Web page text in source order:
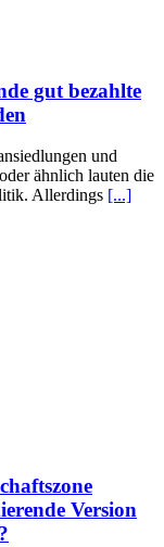
gut bezahlte
und
ähnlich lauten die
Allerdings [...]
Version